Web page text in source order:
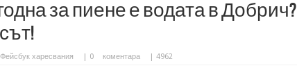
за пиене е водата в Добрич?
Фейсбук харесвания | 0 коментара | 4962